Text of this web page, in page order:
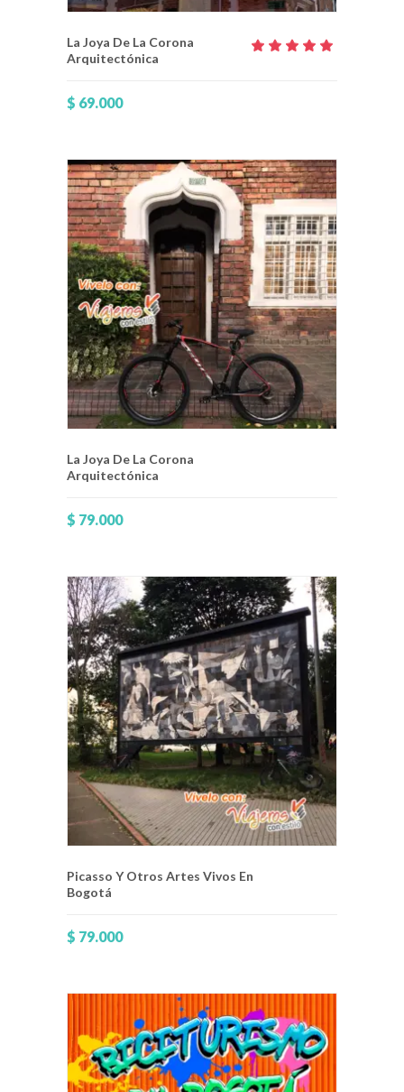
La Joya De La Corona
Arquitectónica
$ 69.000
La Joya De La Corona
Arquitectónica
$ 79.000
Picasso Y Otros Artes Vivos En
Bogotá
$ 79.000